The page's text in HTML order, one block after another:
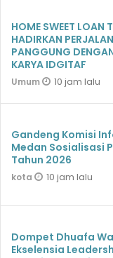
HOME SWEET LOAN
HADIRKAN
PANGGUNG
KARYA IDGITAF
Umum 10 jam lalu
Gandeng Komisi
Medan Sosialisasi
Tahun 2026
kota 10 jam lalu
Dompet Dhuafa
Ekselensia